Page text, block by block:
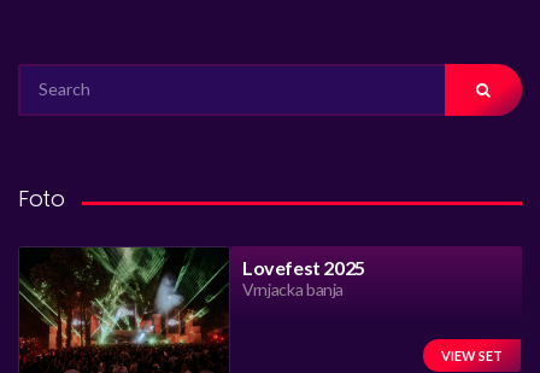
FOR:
Foto
Lovefest 2025
Vrnjacka banja
VIEW SET